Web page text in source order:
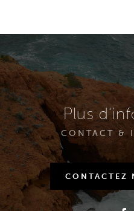
Plus
CONTACT &
CONTACTEZ